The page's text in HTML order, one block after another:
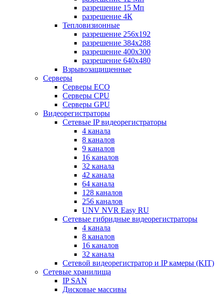
разрешение 15 Мп
разрешение 4К
Тепловизионные
разрешение 256x192
разрешение 384х288
разрешение 400x300
разрешение 640х480
Взрывозащищенные
Серверы
Серверы ECO
Серверы CPU
Серверы GPU
Видеорегистраторы
Сетевые IP видеорегистраторы
4 канала
8 каналов
9 каналов
16 каналов
32 канала
42 канала
64 канала
128 каналов
256 каналов
UNV NVR Easy RU
Сетевые гибридные видеорегистраторы
4 канала
8 каналов
16 каналов
32 канала
Сетевой видеорегистратор и IP камеры (KIT)
Сетевые хранилища
IP SAN
Дисковые массивы